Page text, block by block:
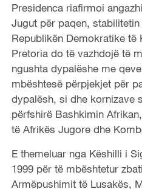
Presidenca riafirmoi
Jugut për paqen,
Republikën Demokratike të
Pretoria do të vazhdojë të
ngushta dypalëshe me
mbështesë përpjekjet për
dypalësh, si dhe kornizave
përfshirë Bashkimin
të Afrikës Jugore dhe
E themeluar nga Këshilli i
1999 për të mbështetur
Armëpushimit të Lusakës,